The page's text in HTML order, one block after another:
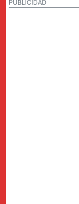
PUBLICIDAD